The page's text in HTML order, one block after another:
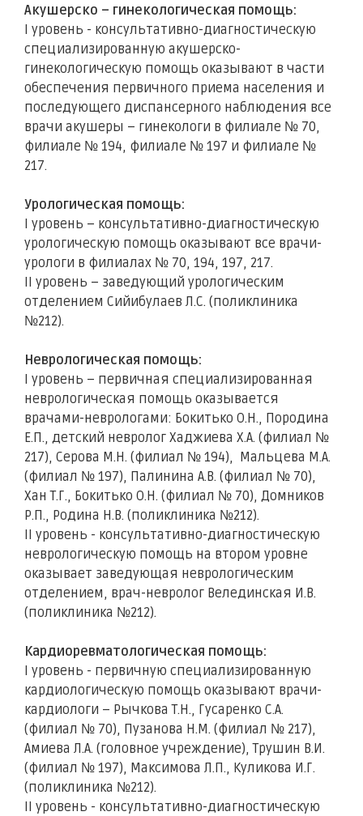
Акушерско – гинекологическая помощь:
I уровень - консультативно-диагностическую
специализированную акушерско-
гинекологическую помощь оказывают в части
обеспечения первичного приема населения и
последующего диспансерного наблюдения все
врачи акушеры – гинекологи в филиале № 70,
филиале № 194, филиале № 197 и филиале №
217.
Урологическая помощь:
I уровень – консультативно-диагностическую
урологическую помощь оказывают все врачи-
урологи в филиалах № 70, 194, 197, 217.
II уровень – заведующий урологическим
отделением Сийибулаев Л.С. (поликлиника
№212).
Неврологическая помощь:
I уровень – первичная специализированная
неврологическая помощь оказывается
врачами-неврологами: Бокитько О.Н., Породина
Е.П., детский невролог Хаджиева Х.А. (филиал №
217), Серова М.Н. (филиал № 194), Мальцева М.А.
(филиал № 197), Палинина А.В. (филиал № 70),
Хан Т.Г., Бокитько О.Н. (филиал № 70), Домников
Р.П., Родина Н.В. (поликлиника №212).
II уровень - консультативно-диагностическую
неврологическую помощь на втором уровне
оказывает заведующая неврологическим
отделением, врач-невролог Велединская И.В.
(поликлиника №212).
Кардиоревматологическая помощь:
I уровень - первичную специализированную
кардиологическую помощь оказывают врачи-
кардиологи – Рычкова Т.Н., Гусаренко С.А.
(филиал № 70), Пузанова Н.М. (филиал № 217),
Амиева Л.А. (головное учреждение), Трушин В.И.
(филиал № 197), Максимова Л.П., Куликова И.Г.
(поликлиника №212).
II уровень - консультативно-диагностическую